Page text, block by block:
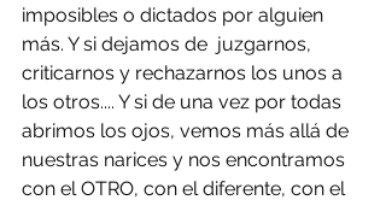
imposibles o dictados por alguien
más. Y si dejamos de  juzgarnos,
criticarnos y rechazarnos los unos a
los otros.... Y si de una vez por todas
abrimos los ojos, vemos más allá de
nuestras narices y nos encontramos
con el OTRO, con el diferente, con el